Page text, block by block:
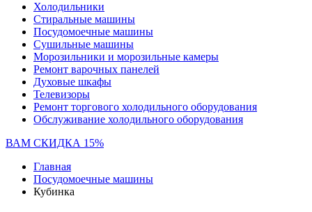
Холодильники
Стиральные машины
Посудомоечные машины
Сушильные машины
Морозильники и морозильные камеры
Ремонт варочных панелей
Духовые шкафы
Телевизоры
Ремонт торгового холодильного оборудования
Обслуживание холодильного оборудования
ВАМ СКИДКА 15%
Главная
Посудомоечные машины
Кубинка